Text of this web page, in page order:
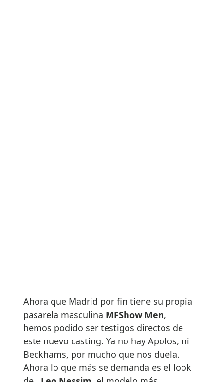
Ahora que Madrid por fin tiene su propia
pasarela masculina MFShow Men,
hemos podido ser testigos directos de
este nuevo casting. Ya no hay Apolos, ni
Beckhams, por mucho que nos duela.
Ahora lo que más se demanda es el look